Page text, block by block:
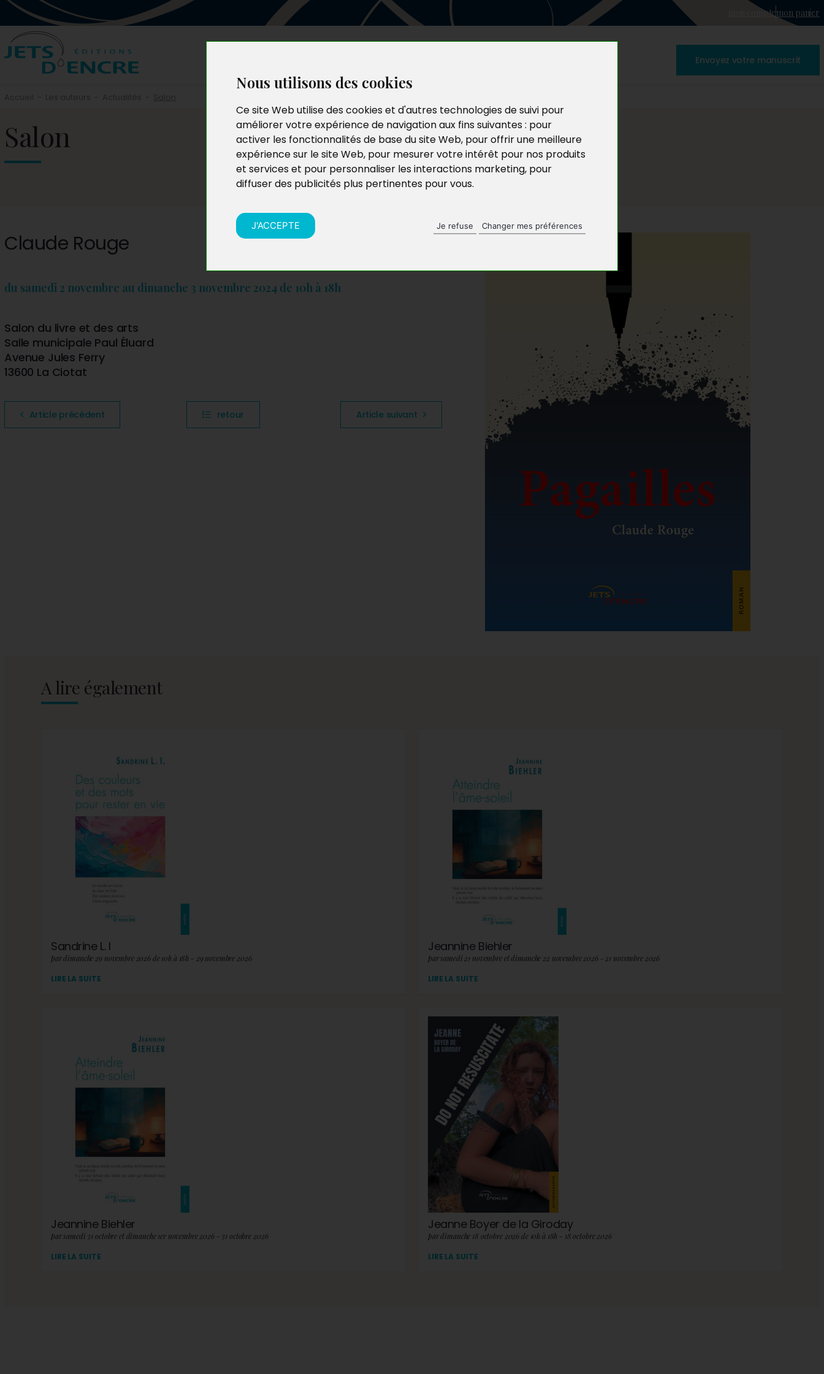
Nous utilisons des cookies
Ce site Web utilise des cookies et d'autres technologies de suivi pour
améliorer votre expérience de navigation aux fins suivantes : pour
activer les fonctionnalités de base du site Web, pour offrir une meilleure
expérience sur le site Web, pour mesurer votre intérêt pour nos produits
et services et pour personnaliser les interactions marketing, pour
diffuser des publicités plus pertinentes pour vous.
J'ACCEPTE Je refuse Changer mes préférences
mon comptemon panier
Envoyez votre manuscrit
Salon
Claude Rouge
du samedi 2 novembre au dimanche 3 novembre 2024 de 10h à 18h
Salon du livre et des arts
Salle municipale Paul Éluard
Avenue Jules Ferry
13600 La Ciotat
Article précédent retour Article suivant
A lire également
Sandrine L. I
par dimanche 29 novembre 2026 de 10h à 18h - 29 novembre 2026
LIRE LA SUITE
Jeannine Biehler
par samedi 21 novembre et dimanche 22 novembre 2026 - 21 novembre 2026
LIRE LA SUITE
Jeannine Biehler
par samedi 31 octobre et dimanche 1er novembre 2026 - 31 octobre 2026
LIRE LA SUITE
Jeanne Boyer de la Giroday
par dimanche 18 octobre 2026 de 10h à 18h - 18 octobre 2026
LIRE LA SUITE